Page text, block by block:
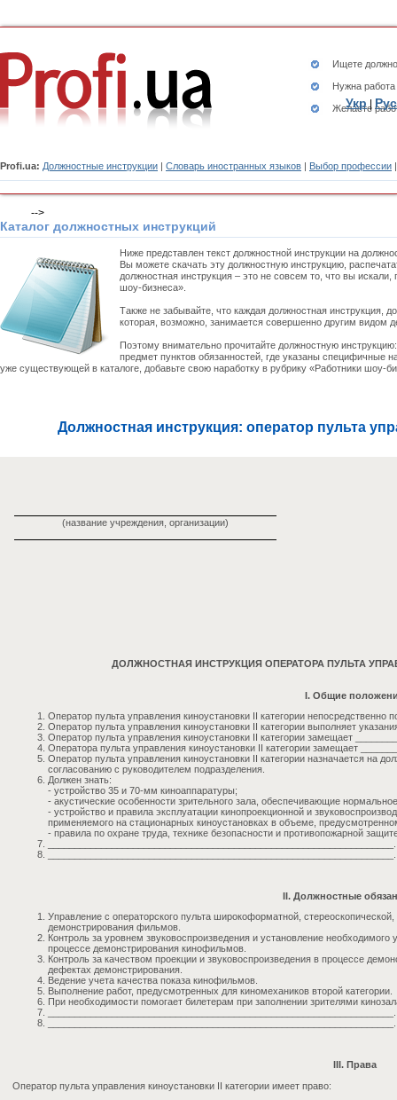
Ищете
Нужна
Желаете
Profi.ua: Должностные инструкции | Словарь иностранных языков | Выбор профессии
Укр| Рус
-->
Каталог должностных инструкций
Ниже представлен текст должностной инструкции на
Вы можете скачать эту должностную инструкцию,
должностная инструкция – это не совсем то, что вы
шоу-бизнеса».
Также не забывайте, что каждая должностная инструкция,
которая, возможно, занимается совершенно другим видом
Поэтому внимательно прочитайте должностную
предмет пунктов обязанностей, где указаны специфичные
уже существующей в каталоге, добавьте свою наработку в рубрику «Работники шоу-
Должностная инструкция: оператор пульта
(название учреждения, организации)
ДОЛЖНОСТНАЯ ИНСТРУКЦИЯ ОПЕРАТОРА ПУЛЬТА
I. Общие
Оператор пульта управления киноустановки II категории непосредственно
Оператор пульта управления киноустановки II категории выполняет
Оператор пульта управления киноустановки II категории замещает
Оператора пульта управления киноустановки II категории замещает
Оператор пульта управления киноустановки II категории назначается на
согласованию с руководителем подразделения.
Должен знать:
- устройство 35 и 70-мм киноаппаратуры;
- акустические особенности зрительного зала, обеспечивающие
- устройство и правила эксплуатации кинопроекционной и
применяемого на стационарных киноустановках в объеме,
- правила по охране труда, технике безопасности и противопожарной
II. Должностные
Управление с операторского пульта широкоформатной,
демонстрирования фильмов.
Контроль за уровнем звуковоспроизведения и установление
процессе демонстрирования кинофильмов.
Контроль за качеством проекции и звуковоспроизведения в процессе
дефектах демонстрирования.
Ведение учета качества показа кинофильмов.
Выполнение работ, предусмотренных для киномехаников второй категории.
При необходимости помогает билетерам при заполнении зрителями
III. Права
Оператор пульта управления киноустановки II категории имеет право: